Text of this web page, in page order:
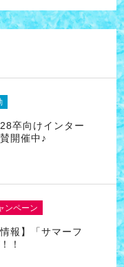
向けインター
開催中♪
ンペーン
報】「サマーフ
！